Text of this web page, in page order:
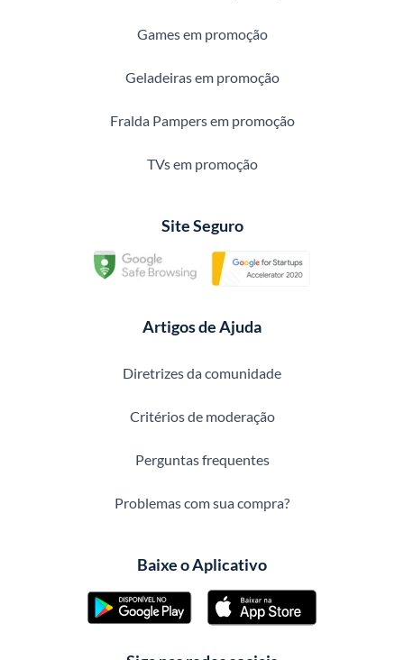
Games em promoção
Geladeiras em promoção
Fralda Pampers em promoção
TVs em promoção
Site Seguro
Artigos de Ajuda
Diretrizes da comunidade
Critérios de moderação
Perguntas frequentes
Problemas com sua compra?
Baixe o Aplicativo